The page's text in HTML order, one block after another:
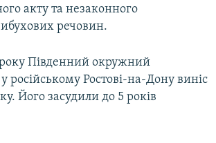
акту та незаконного
речовин.
року Південний окружний
російському Ростові-на-Дону виніс
Його засудили до 5 років